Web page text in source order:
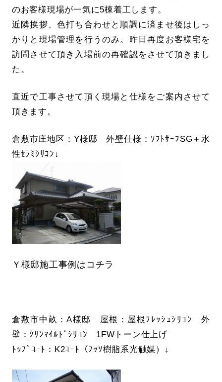
のお客様現場が一気に5棟着工します。
近隣挨拶、色打ち合わせと順調に済ませ後はしっ
かりと現場管理を行うのみ。昨日再度お客様宅を
訪問させて頂き入場前の再確認をさせて頂きまし
た。
直近で工事させて頂く現場と仕様をご案内させて
頂きます。
倉敷市庄地区：Y様邸 外壁仕様：ｿﾌﾄｻｰﾌSG＋水
性ｾﾗﾐｼﾘｺﾝ↓
Ｙ様邸施工事例はコチラ
倉敷市中畝：A様邸 屋根：屋根ﾌﾚｯｼｭｼﾘｺﾝ 外
壁：ｸﾘﾝﾏｲﾙﾄﾞｼﾘｺﾝ 1FWトーン仕上げ
ﾄｯﾌﾟｺｰﾄ：K2ｺｰﾄ（ﾌｯｿ樹脂系光触媒）↓